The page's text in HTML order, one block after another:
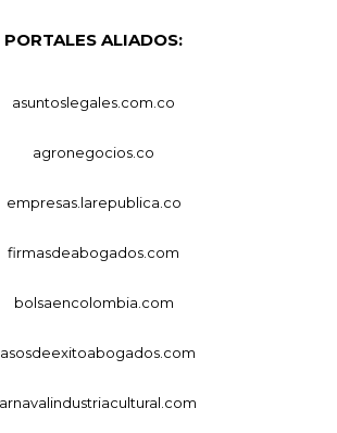
PORTALES ALIADOS:
asuntoslegales.com.co
agronegocios.co
empresas.larepublica.co
firmasdeabogados.com
bolsaencolombia.com